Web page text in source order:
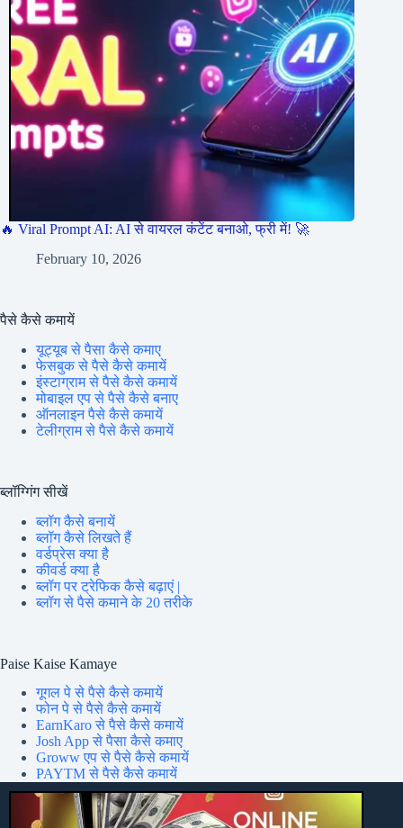
🔥 Viral Prompt AI: AI से वायरल कंटेंट बनाओ, फ्री में! 🚀
February 10, 2026
पैसे कैसे कमायें
यूट्यूब से पैसा कैसे कमाए
फेसबुक से पैसे कैसे कमायें
इंस्टाग्राम से पैसे कैसे कमायें
मोबाइल एप से पैसे कैसे बनाए
ऑनलाइन पैसे कैसे कमायें
टेलीग्राम से पैसे कैसे कमायें
ब्लॉग्गिंग सीखें
ब्लॉग कैसे बनायें
ब्लॉग कैसे लिखते हैं
वर्डप्रेस क्या है
कीवर्ड क्या है
ब्लॉग पर ट्रेफिक कैसे बढ़ाएं |
ब्लॉग से पैसे कमाने के 20 तरीके
Paise Kaise Kamaye
गूगल पे से पैसे कैसे कमायें
फोन पे से पैसे कैसे कमायें
EarnKaro से पैसे कैसे कमायें
Josh App से पैसा कैसे कमाए
Groww एप से पैसे कैसे कमायें
PAYTM से पैसे कैसे कमायें